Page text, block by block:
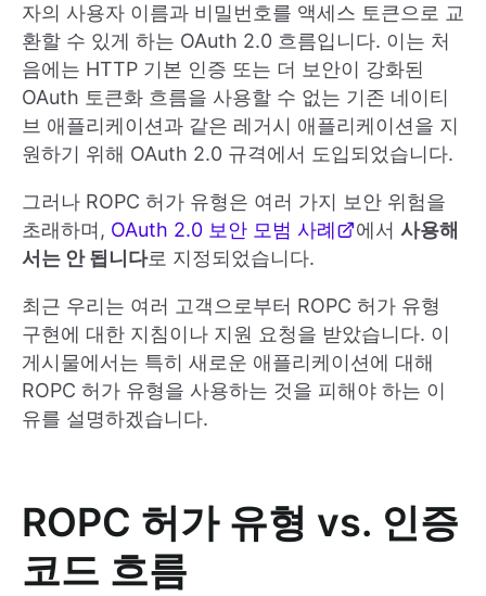
자의 사용자 이름과 비밀번호를 액세스 토큰으로 교
환할 수 있게 하는 OAuth 2.0 흐름입니다. 이는 처
음에는 HTTP 기본 인증 또는 더 보안이 강화된
OAuth 토큰화 흐름을 사용할 수 없는 기존 네이티
브 애플리케이션과 같은 레거시 애플리케이션을 지
원하기 위해 OAuth 2.0 규격에서 도입되었습니다.
그러나 ROPC 허가 유형은 여러 가지 보안 위험을
초래하며, OAuth 2.0 보안 모범 사례 에서 사용해
서는 안 됩니다로 지정되었습니다.
최근 우리는 여러 고객으로부터 ROPC 허가 유형
구현에 대한 지침이나 지원 요청을 받았습니다. 이
게시물에서는 특히 새로운 애플리케이션에 대해
ROPC 허가 유형을 사용하는 것을 피해야 하는 이
유를 설명하겠습니다.
ROPC 허가 유형 vs. 인증
코드 흐름